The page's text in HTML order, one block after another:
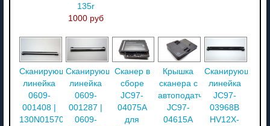
135r
1000 руб
Сканирующая
линейка
0609-
001408 |
130N01570
Сканирующая
линейка
0609-
001287 |
0609-
Сканер в
сборе
JC97-
04075A
для
Крышка
сканера с
автоподатчиком
JC97-
04615A
Сканирующая
линейка
JC97-
03968B
HV12X-